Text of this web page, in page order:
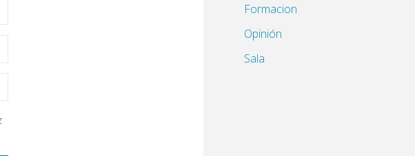
Formacion
Opinión
Sala